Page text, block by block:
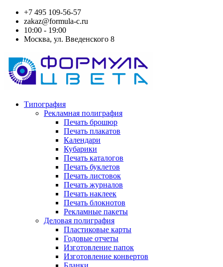
+7 495 109-56-57
zakaz@formula-c.ru
10:00 - 19:00
Москва, ул. Введенского 8
Типография
Рекламная полиграфия
Печать брошюр
Печать плакатов
Календари
Кубарики
Печать каталогов
Печать буклетов
Печать листовок
Печать журналов
Печать наклеек
Печать блокнотов
Рекламные пакеты
Деловая полиграфия
Пластиковые карты
Годовые отчеты
Изготовление папок
Изготовление конвертов